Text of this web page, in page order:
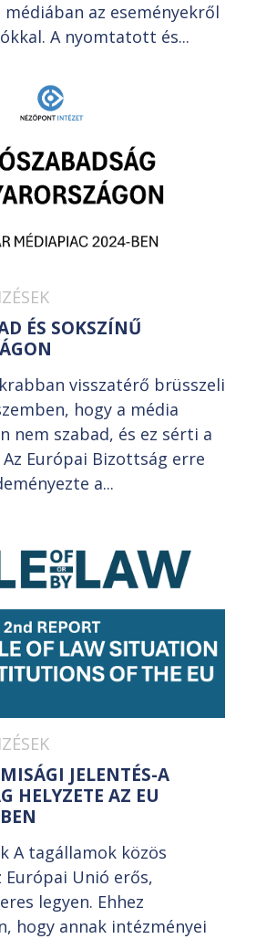
médiában az eseményekről
A nyomtatott és...
ÉS SOKSZÍNŰ
visszatérő brüsszeli
hogy a média
nem szabad, és ez sérti a
Európai Bizottság erre
a...
JELENTÉS-A
HELYZETE AZ EU
A tagállamok közös
Európai Unió erős,
legyen. Ehhez
hogy annak intézményei